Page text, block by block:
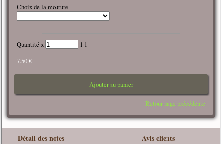
Choix de la mouture
Quantité x
1 1
7.50 €
Ajouter au panier
Retour page précédente
Détail des notes Avis clients